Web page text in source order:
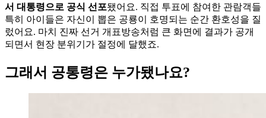
서 대통령으로 공식 선포됐어요. 직접 투표에 참여한 관람객들
특히 아이들은 자신이 뽑은 공룡이 호명되는 순간 환호성을 질
렀어요. 마치 진짜 선거 개표방송처럼 큰 화면에 결과가 공개
되면서 현장 분위기가 절정에 달했죠.
그래서 공통령은 누가됐나요?